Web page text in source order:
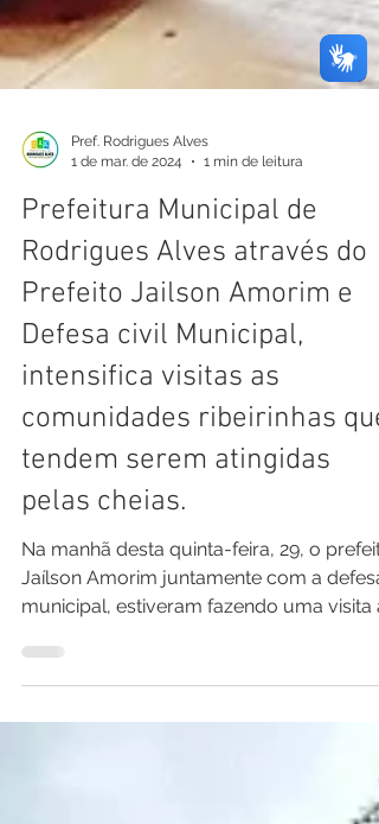
Pref. Rodrigues Alves
1 de mar. de 2024
1 min de leitura
Prefeitura Municipal de
Rodrigues Alves através do
Prefeito Jailson Amorim e
Defesa civil Municipal,
intensifica visitas as
comunidades ribeirinhas que
tendem serem atingidas
pelas cheias.
Na manhã desta quinta-feira, 29, o
municipal, estiveram fazendo uma visita
comunidades...